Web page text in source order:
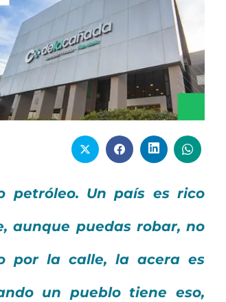
petróleo. Un país es rico
aunque puedas robar, no
por la calle, la acera es
un pueblo tiene eso,